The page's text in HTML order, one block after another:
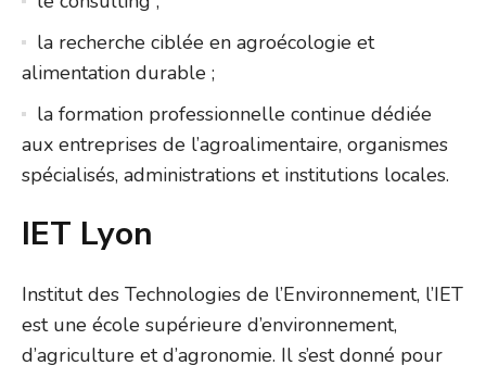
la recherche ciblée en agroécologie et
alimentation durable ;
la formation professionnelle continue dédiée
aux entreprises de l’agroalimentaire, organismes
spécialisés, administrations et institutions locales.
IET Lyon
Institut des Technologies de l’Environnement, l’IET
est une école supérieure d’environnement,
d’agriculture et d’agronomie. Il s’est donné pour